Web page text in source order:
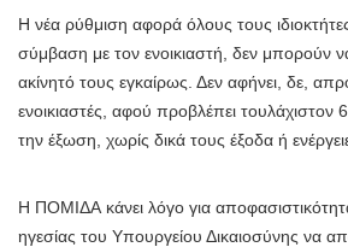
Η νέα ρύθμιση αφορά όλους τους
σύμβαση με τον ενοικιαστή, δεν μπορούν
ακίνητό τους εγκαίρως. Δεν αφήνει, δε,
ενοικιαστές, αφού προβλέπει τουλάχιστον
την έξωση, χωρίς δικά τους έξοδα ή
Η ΠΟΜΙΔΑ κάνει λόγο για
ηγεσίας του Υπουργείου Δικαιοσύνης να